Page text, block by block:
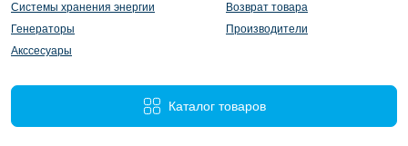
Системы хранения энергии
Генераторы
Акссесуары
Возврат товара
Производители
Каталог товаров